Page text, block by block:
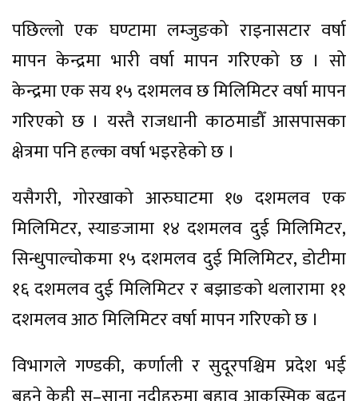
पछिल्लो एक घण्टामा लम्जुङको राइनासटार वर्षा
मापन केन्द्रमा भारी वर्षा मापन गरिएको छ । सो
केन्द्रमा एक सय १५ दशमलव छ मिलिमिटर वर्षा मापन
गरिएको छ । यस्तै राजधानी काठमाडौँ आसपासका
क्षेत्रमा पनि हल्का वर्षा भइरहेको छ ।
यसैगरी, गोरखाको आरुघाटमा १७ दशमलव एक
मिलिमिटर, स्याङजामा १४ दशमलव दुई मिलिमिटर,
सिन्धुपाल्चोकमा १५ दशमलव दुई मिलिमिटर, डोटीमा
१६ दशमलव दुई मिलिमिटर र बझाङको थलारामा ११
दशमलव आठ मिलिमिटर वर्षा मापन गरिएको छ ।
विभागले गण्डकी, कर्णाली र सुदूरपश्चिम प्रदेश भई